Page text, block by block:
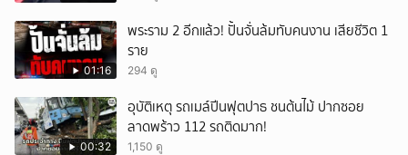
01:16
พระราม 2 อีกแล้ว! ปั้นจั่นล้มทับคนงาน เสียชีวิต 1
ราย
294 ดู
00:32
อุบัติเหตุ รถเมล์ปีนฟุตปาธ ชนต้นไม้ ปากซอย
ลาดพร้าว 112 รถติดมาก!
1,150 ดู